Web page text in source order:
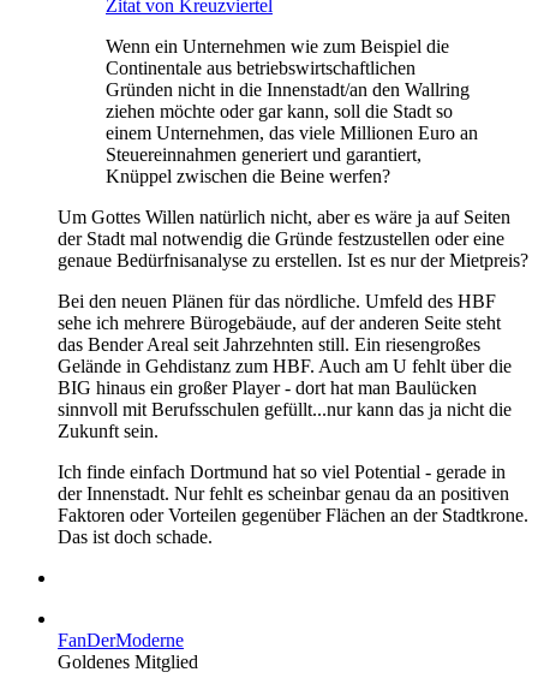
Zitat von Kreuzviertel
Wenn ein Unternehmen wie zum Beispiel die
Continentale aus betriebswirtschaftlichen
Gründen nicht in die Innenstadt/an den Wallring
ziehen möchte oder gar kann, soll die Stadt so
einem Unternehmen, das viele Millionen Euro an
Steuereinnahmen generiert und garantiert,
Knüppel zwischen die Beine werfen?
Um Gottes Willen natürlich nicht, aber es wäre ja auf Seiten
der Stadt mal notwendig die Gründe festzustellen oder eine
genaue Bedürfnisanalyse zu erstellen. Ist es nur der Mietpreis?
Bei den neuen Plänen für das nördliche. Umfeld des HBF
sehe ich mehrere Bürogebäude, auf der anderen Seite steht
das Bender Areal seit Jahrzehnten still. Ein riesengroßes
Gelände in Gehdistanz zum HBF. Auch am U fehlt über die
BIG hinaus ein großer Player - dort hat man Baulücken
sinnvoll mit Berufsschulen gefüllt...nur kann das ja nicht die
Zukunft sein.
Ich finde einfach Dortmund hat so viel Potential - gerade in
der Innenstadt. Nur fehlt es scheinbar genau da an positiven
Faktoren oder Vorteilen gegenüber Flächen an der Stadtkrone.
Das ist doch schade.
FanDerModerne
Goldenes Mitglied